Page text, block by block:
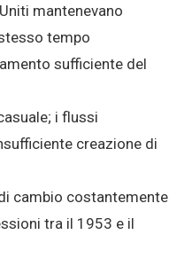
mantenevano
tempo
sufficiente del
i flussi
creazione di
cambio costantemente
tra il 1953 e il